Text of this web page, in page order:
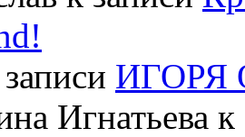
ИГОРЯ
Игнатьева к